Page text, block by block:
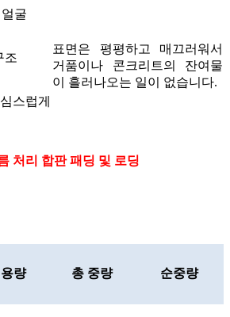
굴
표면은 평평하고 매끄러워서
거품이나 콘크리트의 잔여물
이 흘러나오는 일이 없습니다.
조
스럽게
처리 합판 패딩 및 로딩
용량 총 중량 순중량